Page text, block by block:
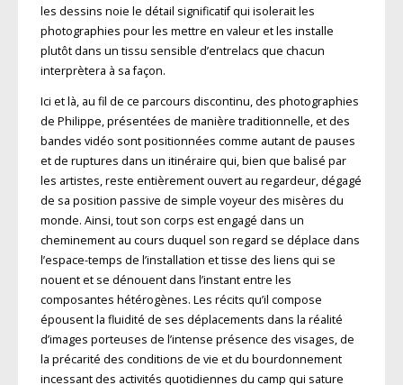
les dessins noie le détail significatif qui isolerait les
photographies pour les mettre en valeur et les installe
plutôt dans un tissu sensible d’entrelacs que chacun
interprètera à sa façon.
Ici et là, au fil de ce parcours discontinu, des photographies
de Philippe, présentées de manière traditionnelle, et des
bandes vidéo sont positionnées comme autant de pauses
et de ruptures dans un itinéraire qui, bien que balisé par
les artistes, reste entièrement ouvert au regardeur, dégagé
de sa position passive de simple voyeur des misères du
monde. Ainsi, tout son corps est engagé dans un
cheminement au cours duquel son regard se déplace dans
l’espace-temps de l’installation et tisse des liens qui se
nouent et se dénouent dans l’instant entre les
composantes hétérogènes. Les récits qu’il compose
épousent la fluidité de ses déplacements dans la réalité
d’images porteuses de l’intense présence des visages, de
la précarité des conditions de vie et du bourdonnement
incessant des activités quotidiennes du camp qui sature